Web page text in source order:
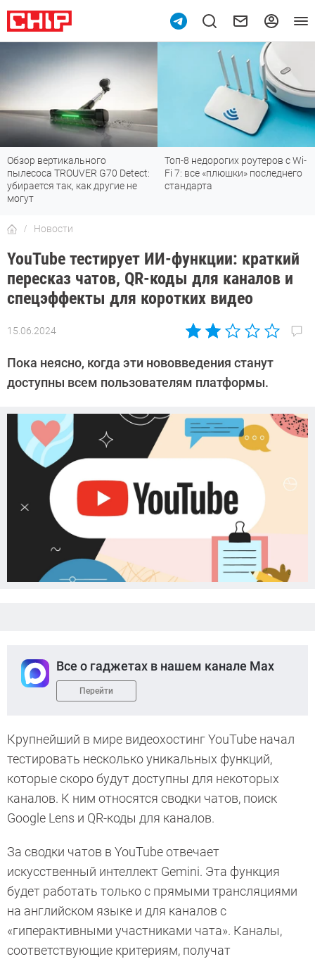
Обзор вертикального
пылесоса TROUVER G70 Detect:
убирается так, как другие не
могут
Топ-8 недорогих роутеров с Wi-
Fi 7: все «плюшки» последнего
стандарта
Новости
YouTube тестирует ИИ-функции: краткий
пересказ чатов, QR-коды для каналов и
спецэффекты для коротких видео
15.06.2024
Автор:
Довлатова
Пока неясно, когда эти нововведения станут
доступны всем пользователям платформы.
Все о гаджетах в нашем канале Max
Перейти
Крупнейший в мире видеохостинг YouTube начал
тестировать несколько уникальных функций,
которые скоро будут доступны для некоторых
каналов. К ним относятся сводки чатов, поиск
Google Lens и QR-коды для каналов.
За сводки чатов в YouTube отвечает
искусственный интеллект Gemini. Эта функция
будет работать только с прямыми трансляциями
на английском языке и для каналов с
«гиперактивными участниками чата». Каналы,
соответствующие критериям, получат